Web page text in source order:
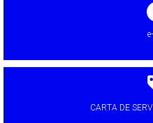
CARTA DE